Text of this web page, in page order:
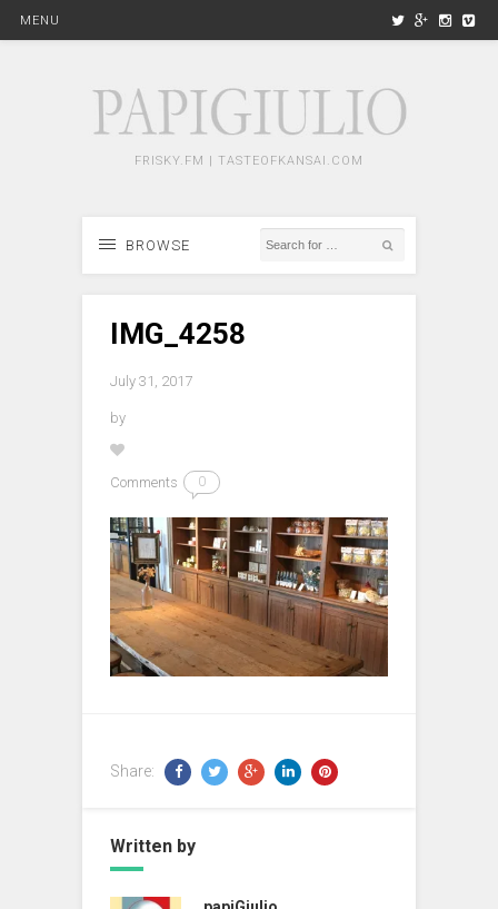
MENU
FRISKY.FM | TASTEOFKANSAI.COM
BROWSE
IMG_4258
July 31, 2017
by
Comments 0
Share:
Written by